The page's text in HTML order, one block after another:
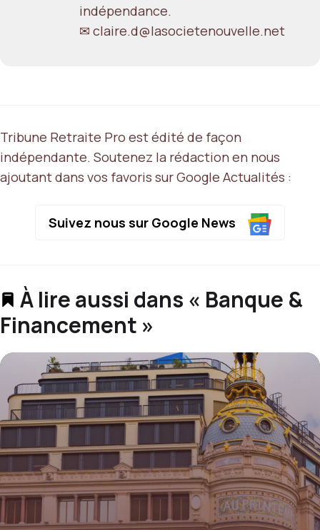
indépendance.
✉ claire.d@lasocietenouvelle.net
Tribune Retraite Pro est édité de façon
indépendante. Soutenez la rédaction en nous
ajoutant dans vos favoris sur Google Actualités :
Suivez nous sur Google News
À lire aussi dans « Banque &
Financement »